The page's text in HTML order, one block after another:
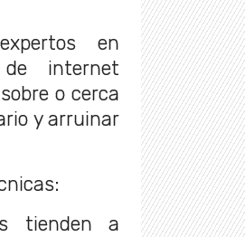
en
de internet
o cerca
y arruinar
tienden a